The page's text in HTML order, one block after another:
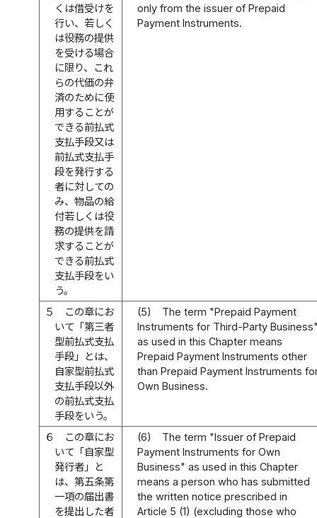
くは借受けを
行い、若しく
は役務の提供
を受ける場合
に限り、これ
らの代価の弁
済のために使
用することが
できる前払式
支払手段又は
前払式支払手
段を発行する
者に対しての
み、物品の給
付若しくは役
務の提供を請
求することが
できる前払式
支払手段をい
う。
only from the issuer of Prepaid
Payment Instruments.
５
この章にお
いて「第三者
型前払式支払
手段」とは、
自家型前払式
支払手段以外
の前払式支払
手段をいう。
(5)
The term "Prepaid Payment
Instruments for Third-Party
as used in this Chapter means
Prepaid Payment Instruments other
than Prepaid Payment Instruments
Own Business.
６
この章にお
いて「自家型
発行者」と
は、第五条第
一項の届出書
を提出した者
(6)
The term "Issuer of Prepaid
Payment Instruments for Own
Business" as used in this Chapter
means a person who has submitted
the written notice prescribed in
Article 5 (1) (excluding those who